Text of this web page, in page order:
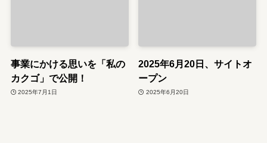
事業にかける思いを「私の
カクゴ」で公開！
2025年7月1日
2025年6月20日、サイトオ
ープン
2025年6月20日